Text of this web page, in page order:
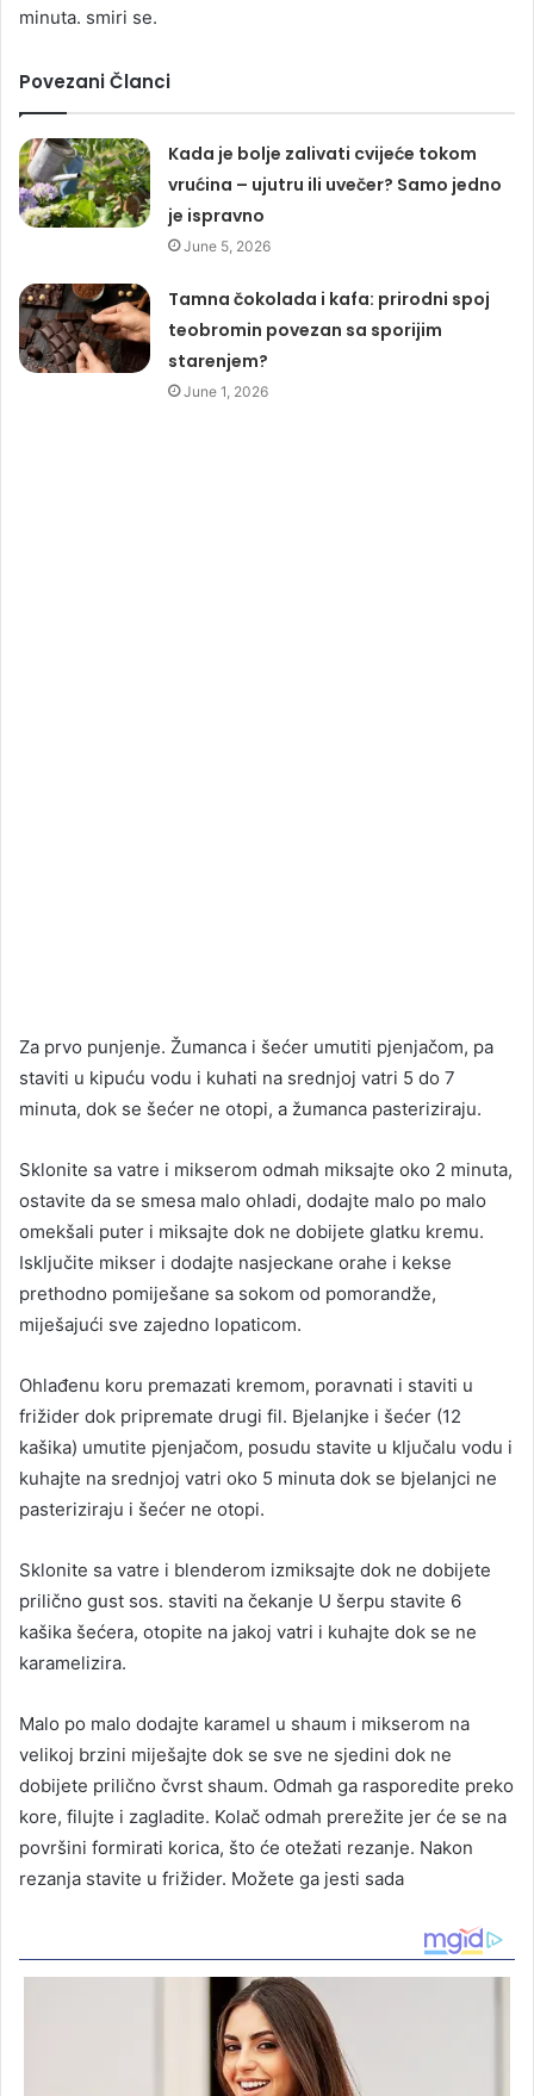
minuta. smiri se.
Povezani Članci
Kada je bolje zalivati cvijeće tokom
vrućina – ujutru ili uvečer? Samo jedno
je ispravno
June 5, 2026
Tamna čokolada i kafa: prirodni spoj
teobromin povezan sa sporijim
starenjem?
June 1, 2026
Za prvo punjenje. Žumanca i šećer umutiti pjenjačom, pa
staviti u kipuću vodu i kuhati na srednjoj vatri 5 do 7
minuta, dok se šećer ne otopi, a žumanca pasteriziraju.
Sklonite sa vatre i mikserom odmah miksajte oko 2 minuta,
ostavite da se smesa malo ohladi, dodajte malo po malo
omekšali puter i miksajte dok ne dobijete glatku kremu.
Isključite mikser i dodajte nasjeckane orahe i kekse
prethodno pomiješane sa sokom od pomorandže,
miješajući sve zajedno lopaticom.
Ohlađenu koru premazati kremom, poravnati i staviti u
frižider dok pripremate drugi fil. Bjelanjke i šećer (12
kašika) umutite pjenjačom, posudu stavite u ključalu vodu i
kuhajte na srednjoj vatri oko 5 minuta dok se bjelanjci ne
pasteriziraju i šećer ne otopi.
Sklonite sa vatre i blenderom izmiksajte dok ne dobijete
prilično gust sos. staviti na čekanje U šerpu stavite 6
kašika šećera, otopite na jakoj vatri i kuhajte dok se ne
karamelizira.
Malo po malo dodajte karamel u shaum i mikserom na
velikoj brzini miješajte dok se sve ne sjedini dok ne
dobijete prilično čvrst shaum. Odmah ga rasporedite preko
kore, filujte i zagladite. Kolač odmah prerežite jer će se na
površini formirati korica, što će otežati rezanje. Nakon
rezanja stavite u frižider. Možete ga jesti sada